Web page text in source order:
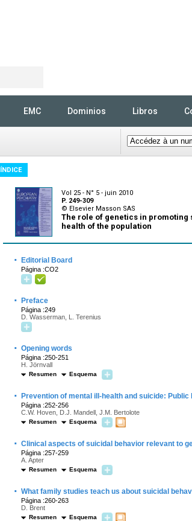
EMC Dominios Libros
ÍNDICE
Vol 25 - N° 5 - juin 2010
P. 249-309
© Elsevier Masson SAS
The role of genetics in promoting
health of the population
· Editorial Board
Página :CO2
· Preface
Página :249
D. Wasserman, L. Terenius
· Opening words
Página :250-251
H. Jörnvall
Resumen Esquema
· Prevention of mental ill-health and suicide:
Página :252-256
C.W. Hoven, D.J. Mandell, J.M. Bertolote
Resumen Esquema
· Clinical aspects of suicidal behavior relevant to
Página :257-259
A. Apter
Resumen Esquema
· What family studies teach us about suicidal
Página :260-263
D. Brent
Resumen Esquema